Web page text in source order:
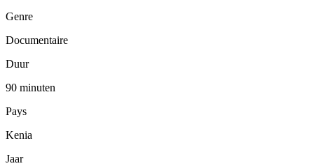
Genre
Documentaire
Duur
90 minuten
Pays
Kenia
Jaar